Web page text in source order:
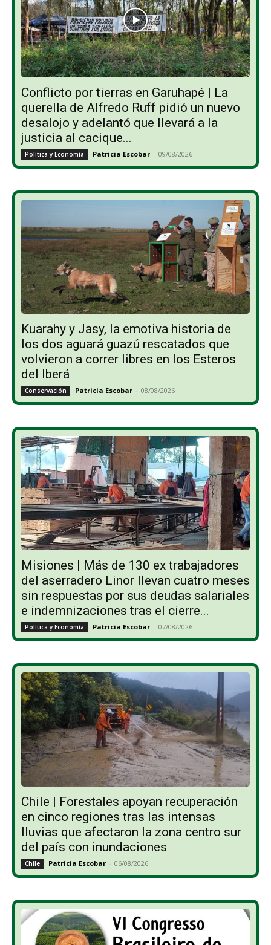
Conflicto por tierras en Garuhapé | La
querella de Alfredo Ruff pidió un nuevo
desalojo y adelantó que llevará a la
justicia al cacique...
Política y Economía Patricia Escobar - 09/08/2026
Kuarahy y Jasy, la emotiva historia de
los dos aguará guazú rescatados que
volvieron a correr libres en los Esteros
del Iberá
Conservación Patricia Escobar - 08/08/2026
Misiones | Más de 130 ex trabajadores
del aserradero Linor llevan cuatro meses
sin respuestas por sus deudas salariales
e indemnizaciones tras el cierre...
Política y Economía Patricia Escobar - 07/08/2026
Chile | Forestales apoyan recuperación
en cinco regiones tras las intensas
lluvias que afectaron la zona centro sur
del país con inundaciones
Chile Patricia Escobar - 06/08/2026